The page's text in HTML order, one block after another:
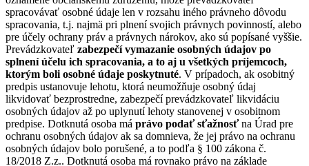
spracovávať osobné údaje len v rozsahu iného právneho dôvodu
spracovania, t.j. najmä pri plnení svojich právnych povinností, alebo
pre účely ochrany práv a právnych nárokov, ako sú popísané vyššie.
Prevádzkovateľ zabezpečí vymazanie osobných údajov po
splnení účelu ich spracovania, a to aj u všetkých príjemcoch,
ktorým boli osobné údaje poskytnuté. V prípadoch, ak osobitný
predpis ustanovuje lehotu, ktorá neumožňuje osobný údaj
likvidovať bezprostredne, zabezpečí prevádzkovateľ likvidáciu
osobných údajov až po uplynutí lehoty stanovenej v osobitnom
predpise. Dotknutá osoba má právo podať sťažnosťna Úrad pre
ochranu osobných údajov ak sa domnieva, že jej právo na ochranu
osobných údajov bolo porušené, a to podľa § 100 zákona č.
18/2018 Z.z.. Dotknutá osoba má rovnako právo na základe